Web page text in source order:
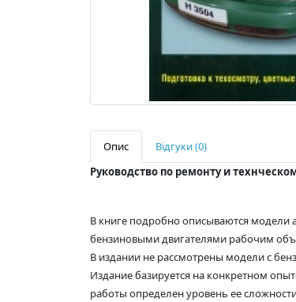
Опис
Відгуки (0)
Руководство по ремонту и
В книге подробно описываются модели
бензиновыми двигателями рабочим
В издании не рассмотрены модели с
Издание базируется на конкретном
работы определен уровень ее